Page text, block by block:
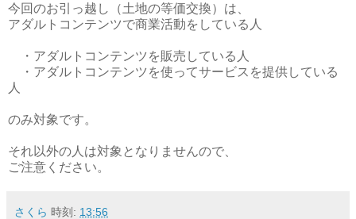
今回のお引っ越し（土地の等価交換）は、
アダルトコンテンツで商業活動をしている人
・アダルトコンテンツを販売している人
・アダルトコンテンツを使ってサービスを提供している
人
のみ対象です。
それ以外の人は対象となりませんので、
ご注意ください。
さくら 時刻: 13:56